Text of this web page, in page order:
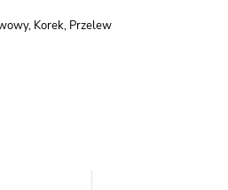
Korek, Przelew